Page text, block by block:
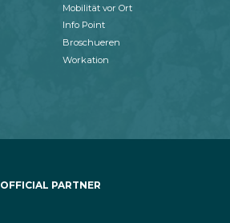
Mobilität vor Ort
Info Point
Broschueren
Workation
OFFICIAL PARTNER